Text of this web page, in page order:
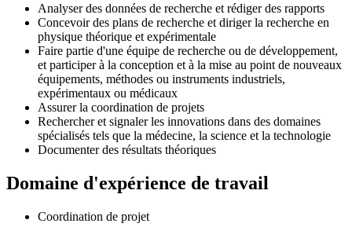
Analyser des données de recherche et rédiger des rapports
Concevoir des plans de recherche et diriger la recherche en
physique théorique et expérimentale
Faire partie d'une équipe de recherche ou de développement,
et participer à la conception et à la mise au point de nouveaux
équipements, méthodes ou instruments industriels,
expérimentaux ou médicaux
Assurer la coordination de projets
Rechercher et signaler les innovations dans des domaines
spécialisés tels que la médecine, la science et la technologie
Documenter des résultats théoriques
Domaine d'expérience de travail
Coordination de projet